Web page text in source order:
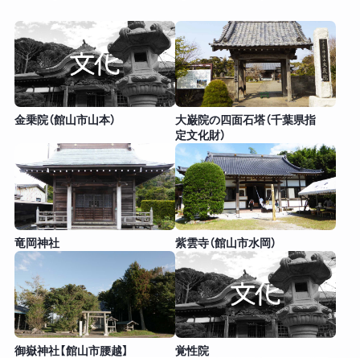
金乗院（館山市山本）
大巌院の四面石塔（千葉県指
定文化財）
竜岡神社 紫雲寺（館山市水岡）
御嶽神社【館山市腰越】 覚性院